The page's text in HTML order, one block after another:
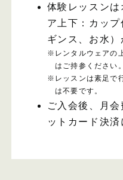
体験レッスンは
ア上下：カッ
ギンス、お水）
※ レンタルウェアの
はご持参ください。
※ レッスンは素足で
は不要です。
ご入会後、月
ットカード決済